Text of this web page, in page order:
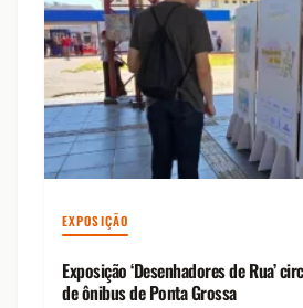
EXPOSIÇÃO
Exposição ‘Desenhadores de Rua’
de ônibus de Ponta Grossa